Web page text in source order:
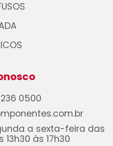
0500
a sexta-feira das
13h30 às 17h30